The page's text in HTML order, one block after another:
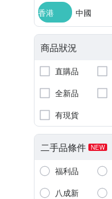
香港 中國
商品狀況
直購品
全新品
有現貨
二手品條件 NEW
福利品
八成新